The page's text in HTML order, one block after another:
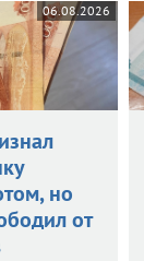
06.08.2026
но
от